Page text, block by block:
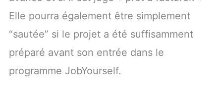
Elle pourra également être simplement
“sautée” si le projet a été suffisamment
préparé avant son entrée dans le
programme JobYourself.